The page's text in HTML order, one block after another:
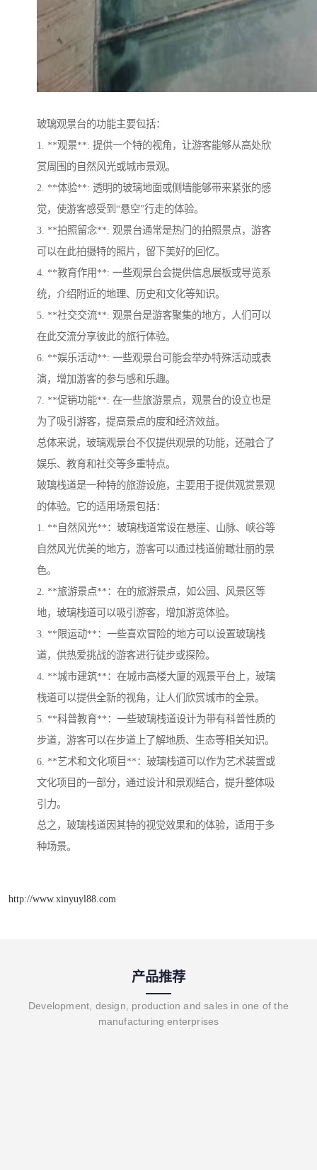
玻璃观景台的功能主要包括：
1. **观景**: 提供一个特的视角，让游客能够从高处欣
赏周围的自然风光或城市景观。
2. **体验**: 透明的玻璃地面或侧墙能够带来紧张的感
觉，使游客感受到“悬空”行走的体验。
3. **拍照留念**: 观景台通常是热门的拍照景点，游客
可以在此拍摄特的照片，留下美好的回忆。
4. **教育作用**: 一些观景台会提供信息展板或导览系
统，介绍附近的地理、历史和文化等知识。
5. **社交交流**: 观景台是游客聚集的地方，人们可以
在此交流分享彼此的旅行体验。
6. **娱乐活动**: 一些观景台可能会举办特殊活动或表
演，增加游客的参与感和乐趣。
7. **促销功能**: 在一些旅游景点，观景台的设立也是
为了吸引游客，提高景点的度和经济效益。
总体来说，玻璃观景台不仅提供观景的功能，还融合了
娱乐、教育和社交等多重特点。
玻璃栈道是一种特的旅游设施，主要用于提供观赏景观
的体验。它的适用场景包括：
1. **自然风光**：玻璃栈道常设在悬崖、山脉、峡谷等
自然风光优美的地方，游客可以通过栈道俯瞰壮丽的景
色。
2. **旅游景点**：在的旅游景点，如公园、风景区等
地，玻璃栈道可以吸引游客，增加游览体验。
3. **限运动**：一些喜欢冒险的地方可以设置玻璃栈
道，供热爱挑战的游客进行徒步或探险。
4. **城市建筑**：在城市高楼大厦的观景平台上，玻璃
栈道可以提供全新的视角，让人们欣赏城市的全景。
5. **科普教育**：一些玻璃栈道设计为带有科普性质的
步道，游客可以在步道上了解地质、生态等相关知识。
6. **艺术和文化项目**：玻璃栈道可以作为艺术装置或
文化项目的一部分，通过设计和景观结合，提升整体吸
引力。
总之，玻璃栈道因其特的视觉效果和的体验，适用于多
种场景。
http://www.xinyuyl88.com
产品推荐
Development, design, production and sales in one of the
manufacturing enterprises